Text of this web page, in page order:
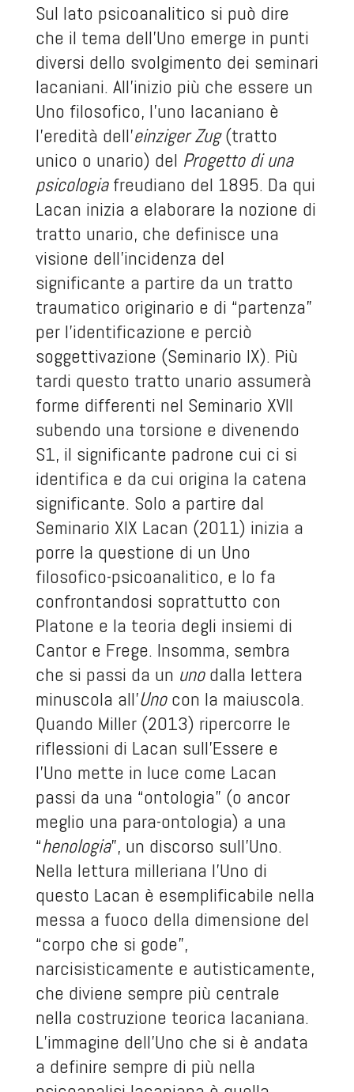
Sul lato psicoanalitico si può dire
che il tema dell’Uno emerge in punti
diversi dello svolgimento dei seminari
lacaniani. All’inizio più che essere un
Uno filosofico, l’uno lacaniano è
l’eredità dell’einziger Zug(tratto
unico o unario) del Progetto di una
psicologiafreudiano del 1895. Da qui
Lacan inizia a elaborare la nozione di
tratto unario, che definisce una
visione dell’incidenza del
significante a partire da un tratto
traumatico originario e di “partenza”
per l’identificazione e perciò
soggettivazione (Seminario IX). Più
tardi questo tratto unario assumerà
forme differenti nel Seminario XVII
subendo una torsione e divenendo
S1, il significante padrone cui ci si
identifica e da cui origina la catena
significante. Solo a partire dal
Seminario XIX Lacan (2011) inizia a
porre la questione di un Uno
filosofico-psicoanalitico, e lo fa
confrontandosi soprattutto con
Platone e la teoria degli insiemi di
Cantor e Frege. Insomma, sembra
che si passi da un unodalla lettera
minuscola all’Unocon la maiuscola.
Quando Miller (2013) ripercorre le
riflessioni di Lacan sull’Essere e
l’Uno mette in luce come Lacan
passi da una “ontologia” (o ancor
meglio una para-ontologia) a una
“henologia”, un discorso sull’Uno.
Nella lettura milleriana l’Uno di
questo Lacan è esemplificabile nella
messa a fuoco della dimensione del
“corpo che si gode”,
narcisisticamente e autisticamente,
che diviene sempre più centrale
nella costruzione teorica lacaniana.
L’immagine dell’Uno che si è andata
a definire sempre di più nella